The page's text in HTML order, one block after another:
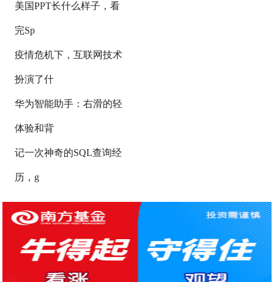
美国PPT长什么样子，看
完Sp
疫情危机下，互联网技术
扮演了什
华为智能助手：右滑的轻
体验和背
记一次神奇的SQL查询经
历，g